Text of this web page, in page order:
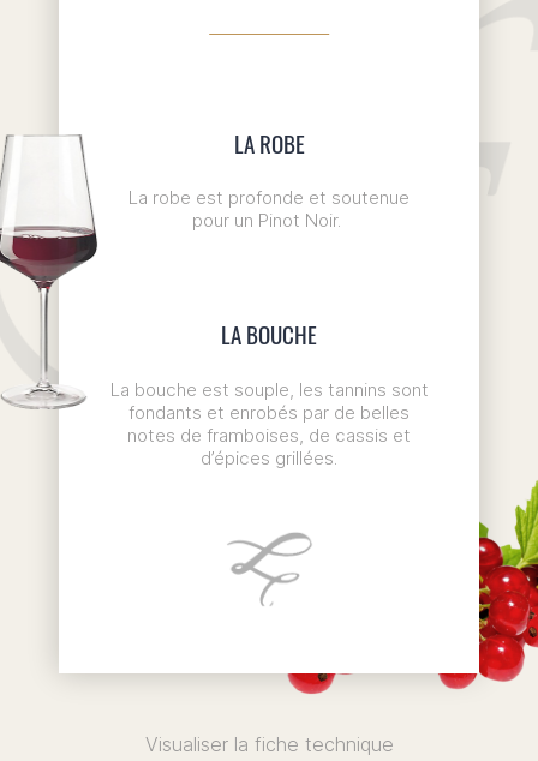
LA ROBE
La robe est profonde et soutenue
pour un Pinot Noir.
LA BOUCHE
La bouche est souple, les tannins sont
fondants et enrobés par de belles
notes de framboises, de cassis et
d’épices grillées.
Visualiser la fiche technique